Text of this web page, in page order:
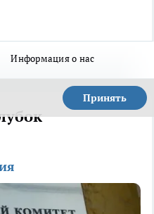
Информация о нас
Принять